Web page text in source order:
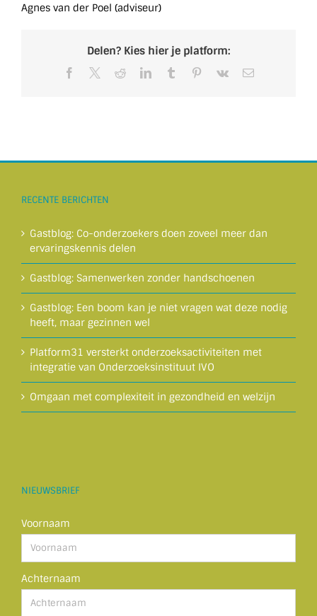
Agnes van der Poel (adviseur)
Delen? Kies hier je platform:
Facebook RedditLinkedInTumblr Pinterest
Vk
E-
RECENTE BERICHTEN
Gastblog: Co-onderzoekers doen zoveel meer dan
ervaringskennis delen
Gastblog: Samenwerken zonder handschoenen
Gastblog: Een boom kan je niet vragen wat deze nodig
heeft, maar gezinnen wel
Platform31 versterkt onderzoeksactiviteiten met
integratie van Onderzoeksinstituut IVO
Omgaan met complexiteit in gezondheid en welzijn
NIEUWSBRIEF
Voornaam
Achternaam